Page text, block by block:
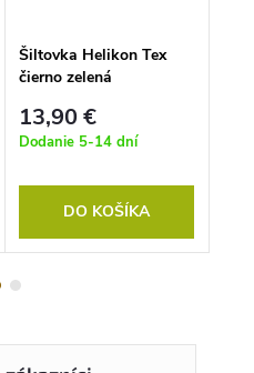
Šiltovka Helikon Tex
čierno zelená
13,90 €
Dodanie 5-14 dní
DO KOŠÍKA